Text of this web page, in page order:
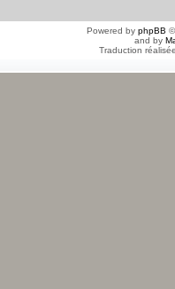
Powered by phpBB
and by
Traduction